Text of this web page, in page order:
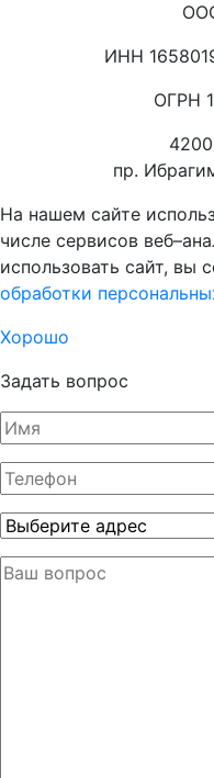
ИНН
ОГРН
пр.
На нашем сайте
числе сервисов
использовать сайт, вы
обработки
Хорошо
Задать вопрос